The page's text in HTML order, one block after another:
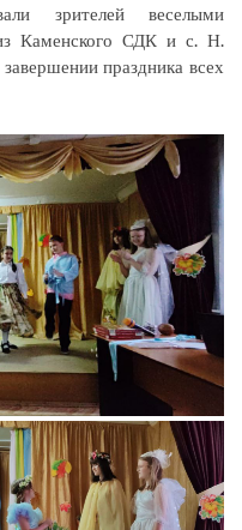
зрителей веселыми
Каменского СДК и с. Н.
праздника всех